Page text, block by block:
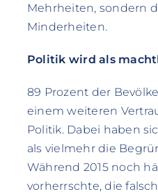
Mehrheiten, sondern
Minderheiten.
Politik wird als
89 Prozent der
einem weiteren
Politik. Dabei haben
als vielmehr die
Während 2015 noch
vorherrschte, die